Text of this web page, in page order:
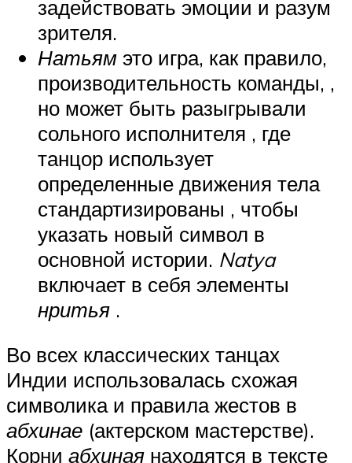
задействовать эмоции и разум
зрителя.
Натьям это игра, как правило,
производительность команды, ,
но может быть разыгрывали
сольного исполнителя , где
танцор использует
определенные движения тела
стандартизированы , чтобы
указать новый символ в
основной истории. Natya
включает в себя элементы
нритья .
Во всех классических танцах
Индии использовалась схожая
символика и правила жестов в
абхинае (актерском мастерстве).
Корни абхиная находятся в тексте